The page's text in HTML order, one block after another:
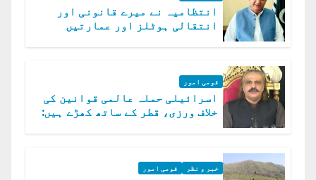
انتظامیہ نے میرے قانونی اور
انتقالی ہوٹلز اور عمارتیں
قومی امور
اسرائیلی حملہ عالمی قوانین کی
خلاف ورزی، قطر کے ساتھ کھڑے ہیں:
خبر و نظر قومی امور